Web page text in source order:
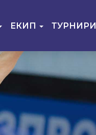
ЕКИП ТУРНИРИ